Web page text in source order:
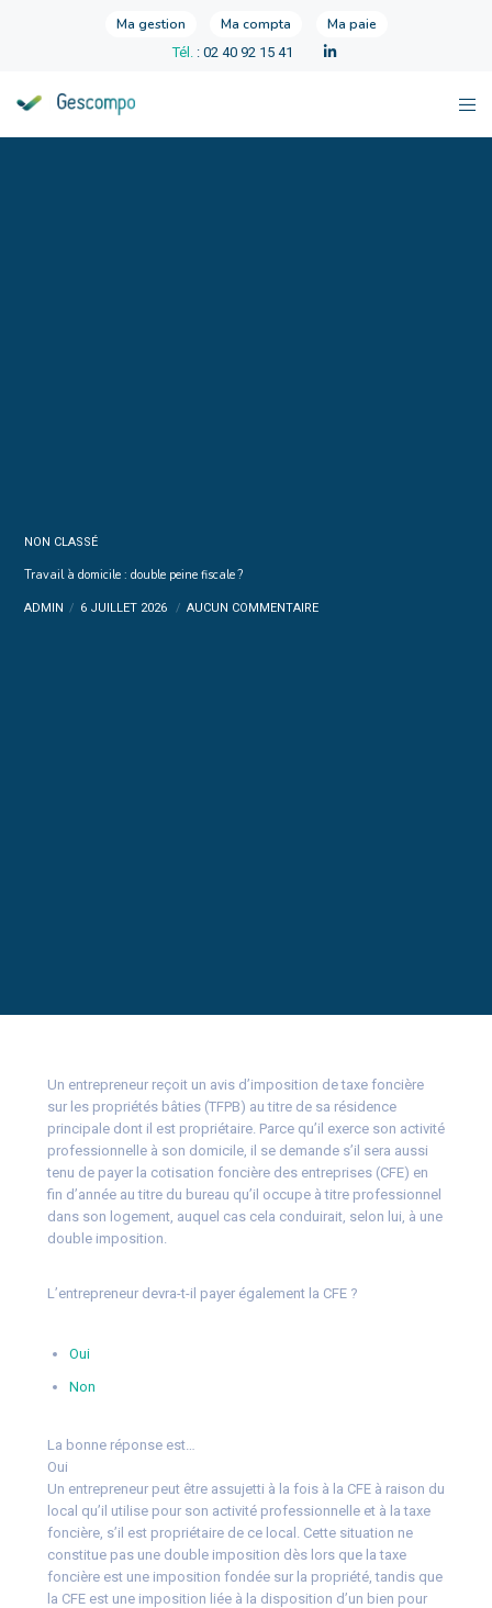
Ma gestion Ma compta Ma paie
Tél. : 02 40 92 15 41
NON CLASSÉ
Travail à domicile : double peine fiscale ?
ADMIN 6 JUILLET 2026 AUCUN COMMENTAIRE
Un entrepreneur reçoit un avis d’imposition de taxe foncière
sur les propriétés bâties (TFPB) au titre de sa résidence
principale dont il est propriétaire. Parce qu’il exerce son activité
professionnelle à son domicile, il se demande s’il sera aussi
tenu de payer la cotisation foncière des entreprises (CFE) en
fin d’année au titre du bureau qu’il occupe à titre professionnel
dans son logement, auquel cas cela conduirait, selon lui, à une
double imposition.
L’entrepreneur devra-t-il payer également la CFE ?
Oui
Non
La bonne réponse est…
Oui
Un entrepreneur peut être assujetti à la fois à la CFE à raison du
local qu’il utilise pour son activité professionnelle et à la taxe
foncière, s’il est propriétaire de ce local. Cette situation ne
constitue pas une double imposition dès lors que la taxe
foncière est une imposition fondée sur la propriété, tandis que
la CFE est une imposition liée à la disposition d’un bien pour